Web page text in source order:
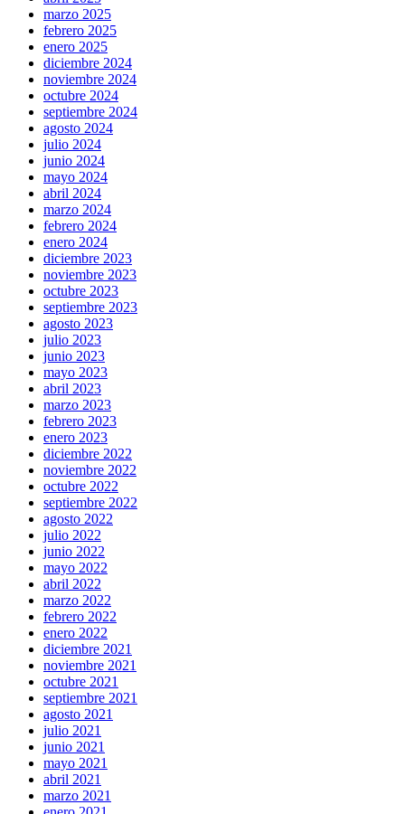
marzo 2025
febrero 2025
enero 2025
diciembre 2024
noviembre 2024
octubre 2024
septiembre 2024
agosto 2024
julio 2024
junio 2024
mayo 2024
abril 2024
marzo 2024
febrero 2024
enero 2024
diciembre 2023
noviembre 2023
octubre 2023
septiembre 2023
agosto 2023
julio 2023
junio 2023
mayo 2023
abril 2023
marzo 2023
febrero 2023
enero 2023
diciembre 2022
noviembre 2022
octubre 2022
septiembre 2022
agosto 2022
julio 2022
junio 2022
mayo 2022
abril 2022
marzo 2022
febrero 2022
enero 2022
diciembre 2021
noviembre 2021
octubre 2021
septiembre 2021
agosto 2021
julio 2021
junio 2021
mayo 2021
abril 2021
marzo 2021